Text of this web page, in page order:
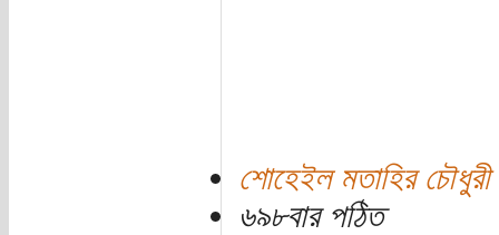
শোহেইল মতাহির
৬৯৮বার পঠিত